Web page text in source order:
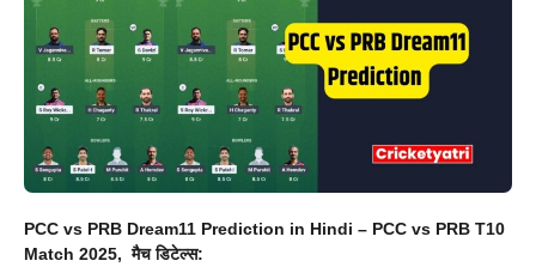
PCC vs PRB Dream11 Prediction in Hindi – PCC vs PRB T10
Match 2025, मैच डिटेल्स: